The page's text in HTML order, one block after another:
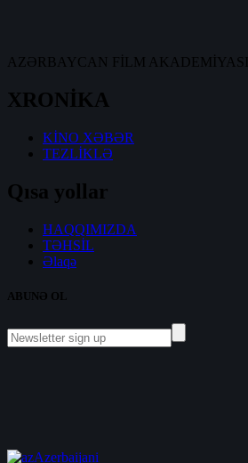
AZƏRBAYCAN FİLM AKADEMİYASI
XRONİKA
KİNO XƏBƏR
TEZLİKLƏ
Qısa yollar
HAQQIMIZDA
TƏHSİL
Əlaqə
ABUNƏ OL
Azerbaijani